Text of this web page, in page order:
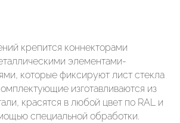
крепится коннекторами
элементами-
которые фиксируют лист стекла
изготавливаются из
красятся в любой цвет по RAL и
специальной обработки.